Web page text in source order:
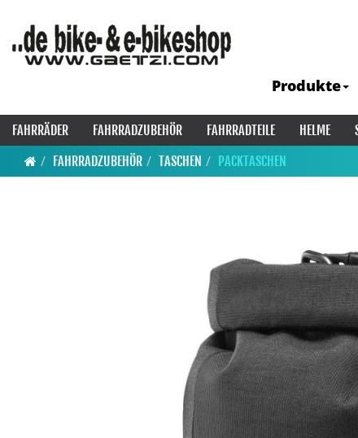
Produkte
FAHRRÄDER FAHRRADZUBEHÖR FAHRRADTEILE HELME
FAHRRADZUBEHÖR
TASCHEN PACKTASCHEN